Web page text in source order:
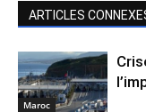
ARTICLES
Maroc